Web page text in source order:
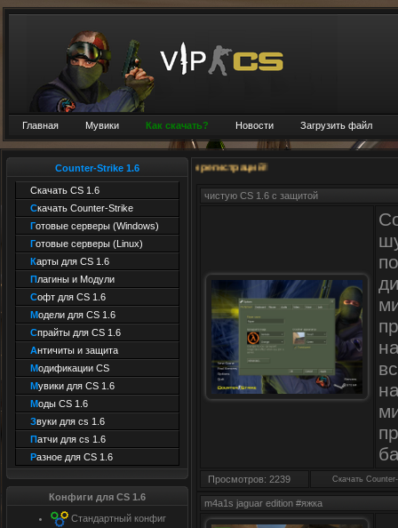
Главная Мувики Как скачать? Новости Загрузить файл
Counter-Strike 1.6
Скачать CS 1.6
Скачать Counter-Strike
Готовые серверы (Windows)
Готовые серверы (Linux)
Карты для CS 1.6
Плагины и Mодули
Софт для CS 1.6
Модели для CS 1.6
Спрайты для CS 1.6
Античиты и защита
Модификации CS
Мувики для CS 1.6
Моды CS 1.6
Звуки для cs 1.6
Патчи для cs 1.6
Разное для CS 1.6
Конфиги для CS 1.6
Стандартный конфиг
Можете стать им при регистраций!
чистую CS 1.6 с защитой
Просмотров: 2239 Скачать
m4a1s jaguar edition #яжка